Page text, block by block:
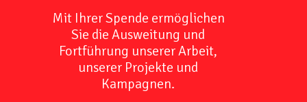
Mit Ihrer Spende ermöglichen
Sie die Ausweitung und
Fortführung unserer Arbeit,
unserer Projekte und
Kampagnen.